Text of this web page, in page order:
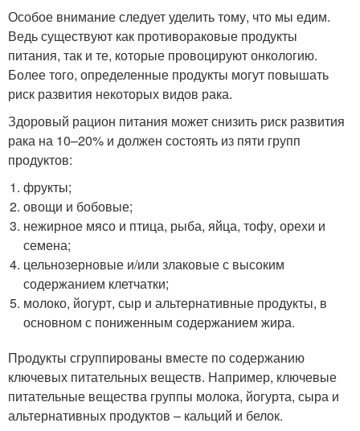
Особое внимание следует уделить тому, что мы едим.
Ведь существуют как противораковые продукты
питания, так и те, которые провоцируют онкологию.
Более того, определенные продукты могут повышать
риск развития некоторых видов рака.
Здоровый рацион питания может снизить риск развития
рака на 10–20% и должен состоять из пяти групп
продуктов:
фрукты;
овощи и бобовые;
нежирное мясо и птица, рыба, яйца, тофу, орехи и
семена;
цельнозерновые и/или злаковые с высоким
содержанием клетчатки;
молоко, йогурт, сыр и альтернативные продукты, в
основном с пониженным содержанием жира.
Продукты сгруппированы вместе по содержанию
ключевых питательных веществ. Например, ключевые
питательные вещества группы молока, йогурта, сыра и
альтернативных продуктов – кальций и белок.